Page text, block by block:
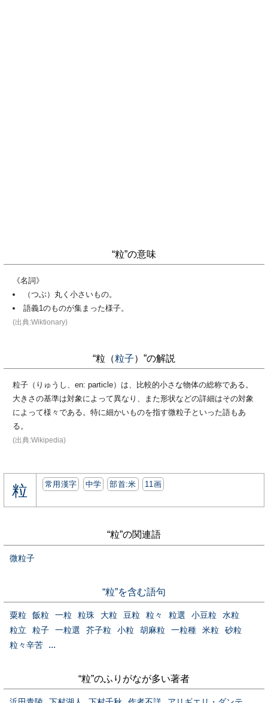
“粒”の意味
《名詞》
（つぶ）丸く小さいもの。
語義1のものが集まった様子。
(出典:Wiktionary)
“粒（粒子）”の解説
粒子（りゅうし、en: particle）は、比較的小さな物体の総称である。
大きさの基準は対象によって異なり、また形状などの詳細はその対象
によって様々である。特に細かいものを指す微粒子といった語もあ
る。
(出典:Wikipedia)
粒 常用漢字 中学 部首:⽶ 11画
“粒”の関連語
微粒子
“粒”を含む語句
粟粒 飯粒 一粒 粒珠 大粒 豆粒 粒々 粒選 小豆粒
水粒
粒立
粒子 一粒選 芥子粒 小粒 胡麻粒 一粒種 米粒
砂粒
粒々辛苦
...
“粒”のふりがなが多い著者